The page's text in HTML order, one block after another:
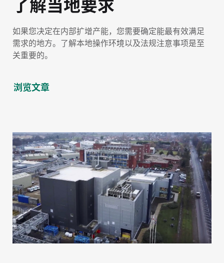
了解当地要求
如果您决定在内部扩增产能，您需要确定能最有效满足
需求的地方。了解本地操作环境以及法规注意事项是至
关重要的。
浏览文章